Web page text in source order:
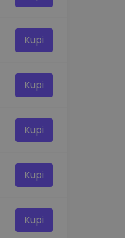
Kupi
Kupi
Kupi
Kupi
Kupi